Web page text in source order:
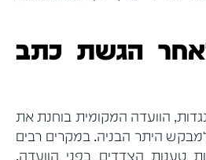
הגשת כתב
הוועדה המקומית בוחנת את
היתר הבניה. במקרים רבים
טענות הצדדים בפני הוועדה.